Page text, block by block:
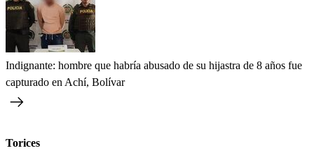
Indignante: hombre que habría abusado de su hijastra de 8 años fue
capturado en Achí, Bolívar
Torices